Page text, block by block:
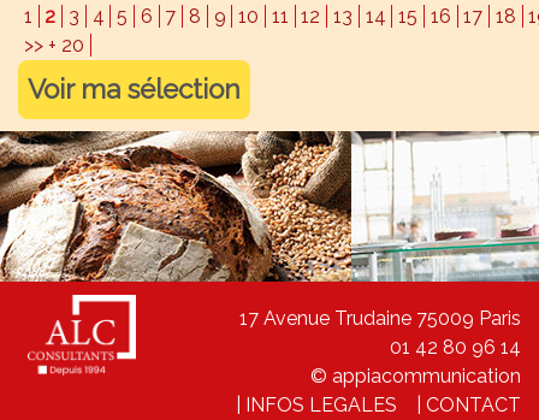
1
2 3 4 5 6 7 8 9 10 11 12 13 14 15 16 17 18
>> + 20
Voir ma sélection
17 Avenue Trudaine 75009 Paris
01 42 80 96 14
© appiacommunication
INFOS LEGALES CONTACT